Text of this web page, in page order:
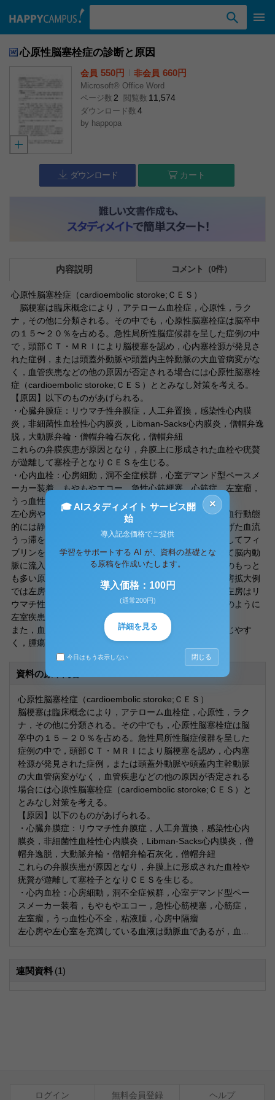
心原性脳塞栓症の診断と原因
会員 550円 非会員 660円
Microsoft® Office Word
ページ数 2 閲覧数 11,574
ダウンロード数 4
by happopa
ダウンロード カート
内容説明 コメント（0件）
心原性脳塞栓症（cardioembolic storoke;ＣＥＳ）
脳梗塞は臨床概念により，アテローム血栓症，心原性，ラク
ナ，その他に分類される。その中でも，心原性脳塞栓症は脳卒中
の１５〜２０％を占める。急性局所性脳症候群を呈した症例の中
で，頭部ＣＴ・ＭＲＩにより脳梗塞を認め，心内塞栓源が発見さ
れた症例，または頭蓋外動脈や頭蓋内主幹動脈の大血管病変がな
く，血管疾患などの他の原因が否定される場合には心原性脳塞栓
症（cardioembolic storoke;ＣＥＳ）ととみなし対策を考える。
【原因】以下のものがあげられる。
・心臓弁膜症：リウマチ性弁膜症，人工弁置換，感染性心内膜
炎，非細菌性血栓性心内膜炎，Libman-Sacks心内膜炎，僧帽弁逸
脱，大動脈弁輪・僧帽弁輪石灰化，僧帽弁紐
これらの弁膜疾患が原因となり，弁膜上に形成された血栓や疣贅
が遊離して塞栓子となりＣＥＳを生じる。
・心内血栓：心房細動，洞不全症候群，心室デマンド型ペースメ
ーカー装着，もやもやエコー，急性心筋梗塞，心筋症，左室瘤，
うっ血性心不全，粘液腫，心房中隔瘤
左心房や左心室を充満している血液は動脈血であるが，血行動態
的には静脈に類似した遅い血流系に属し，さらに上に挙げた血流
うっ滞を生じる心疾患が存在すると血液凝固系が活性化してフィ
ブリンを主体とする血栓が形成され，これが栓子となって脳内動
脈に流入し脳梗塞を生じる。中でも左房内血栓はＣＥＳのもっと
も多い原因で，その４５％を占める。特に心房細動や左房拡大例
では左房内血流がうっ滞しやすくなる頻度が多くなる。左房はリ
ウマチ性僧帽弁疾患のみならず，心筋症や心筋梗塞などのように
左室疾患でも拡大する。
また，血栓以外では心内腫瘍の中で粘液腫が左心房に生じやす
く，腫瘍塞栓としてＣＥＳの原因となる。
資料の原本内容
心原性脳塞栓症（cardioembolic storoke;ＣＥＳ）
脳梗塞は臨床概念により，アテローム血栓症，心原性，ラク
ナ，その他に分類される。その中でも，心原性脳塞栓症は脳
卒中の１５～２０％を占める。急性局所性脳症候群を呈した
症例の中で，頭部ＣＴ・ＭＲＩにより脳梗塞を認め，心内塞
栓源が発見された症例，または頭蓋外動脈や頭蓋内主幹動脈
の大血管病変がなく，血管疾患などの他の原因が否定される
場合には心原性脳塞栓症（cardioembolic storoke;ＣＥＳ）と
とみなし対策を考える。
【原因】以下のものがあげられる。
・心臓弁膜症：リウマチ性弁膜症，人工弁置換，感染性心内
膜炎，非細菌性血栓性心内膜炎，Libman-Sacks心内膜炎，僧
帽弁逸脱，大動脈弁輪・僧帽弁輪石灰化，僧帽弁紐
これらの弁膜疾患が原因となり，弁膜上に形成された血栓や
疣贅が遊離して塞栓子となりＣＥＳを生じる。
・心内血栓：心房細動，洞不全症候群，心室デマンド型ペー
スメーカー装着，もやもやエコー，急性心筋梗塞，心筋症，
左室瘤，うっ血性心不全，粘液腫，心房中隔瘤
左心房や左心室を充満している血液は動脈血であるが，血...
連関資料 (1)
ログイン 無料会員登録 ヘルプ
×
🎓 AIスタディメイト サービス開
始
導入記念価格でご提供
学習をサポートする AI が、資料の基礎とな
る原稿を作成いたします。
導入価格：100円
(通常200円)
詳細を見る
今日はもう表示しない 閉じる